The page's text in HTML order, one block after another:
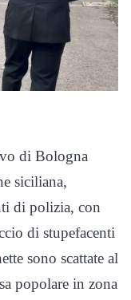
di Bologna
siciliana,
di polizia, con
di stupefacenti
sono scattate al
popolare in zona